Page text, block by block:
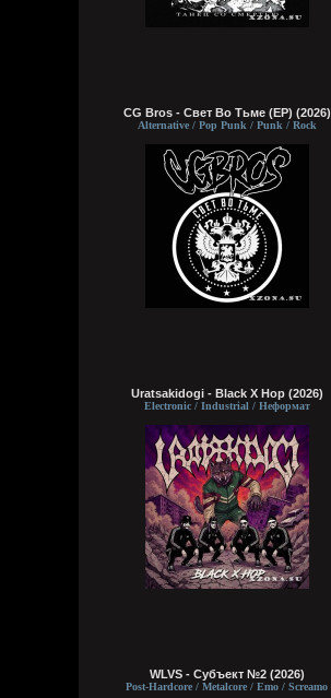
CG Bros - Свет Во Тьме (EP) (2026)
Alternative / Pop Punk / Punk / Rock
Uratsakidogi - Black X Hop (2026)
Electronic / Industrial / Неформат
WLVS - Субъект №2 (2026)
Post-Hardcore / Metalcore / Emo / Screamo